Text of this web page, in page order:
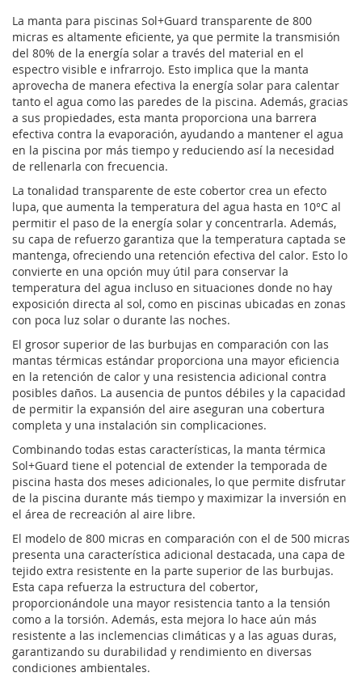
La manta para piscinas Sol+Guard transparente de 800
micras es altamente eficiente, ya que permite la transmisión
del 80% de la energía solar a través del material en el
espectro visible e infrarrojo. Esto implica que la manta
aprovecha de manera efectiva la energía solar para calentar
tanto el agua como las paredes de la piscina. Además, gracias
a sus propiedades, esta manta proporciona una barrera
efectiva contra la evaporación, ayudando a mantener el agua
en la piscina por más tiempo y reduciendo así la necesidad
de rellenarla con frecuencia.
La tonalidad transparente de este cobertor crea un efecto
lupa, que aumenta la temperatura del agua hasta en 10°C al
permitir el paso de la energía solar y concentrarla. Además,
su capa de refuerzo garantiza que la temperatura captada se
mantenga, ofreciendo una retención efectiva del calor. Esto lo
convierte en una opción muy útil para conservar la
temperatura del agua incluso en situaciones donde no hay
exposición directa al sol, como en piscinas ubicadas en zonas
con poca luz solar o durante las noches.
El grosor superior de las burbujas en comparación con las
mantas térmicas estándar proporciona una mayor eficiencia
en la retención de calor y una resistencia adicional contra
posibles daños. La ausencia de puntos débiles y la capacidad
de permitir la expansión del aire aseguran una cobertura
completa y una instalación sin complicaciones.
Combinando todas estas características, la manta térmica
Sol+Guard tiene el potencial de extender la temporada de
piscina hasta dos meses adicionales, lo que permite disfrutar
de la piscina durante más tiempo y maximizar la inversión en
el área de recreación al aire libre.
El modelo de 800 micras en comparación con el de 500 micras
presenta una característica adicional destacada, una capa de
tejido extra resistente en la parte superior de las burbujas.
Esta capa refuerza la estructura del cobertor,
proporcionándole una mayor resistencia tanto a la tensión
como a la torsión. Además, esta mejora lo hace aún más
resistente a las inclemencias climáticas y a las aguas duras,
garantizando su durabilidad y rendimiento en diversas
condiciones ambientales.